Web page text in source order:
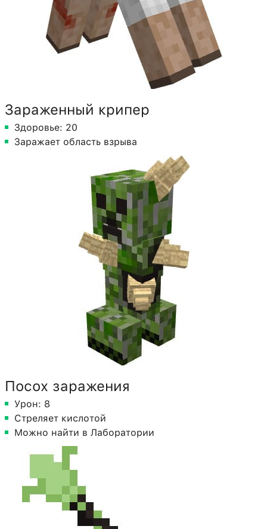
Зараженный крипер
Здоровье: 20
Заражает область взрыва
Посох заражения
Урон: 8
Стреляет кислотой
Можно найти в Лаборатории